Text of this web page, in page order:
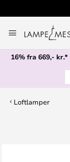
to
Content
16% fra 669,- kr.*
Loftlamper